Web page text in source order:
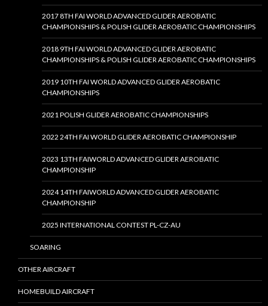
2017 8TH FAI WORLD ADVANCED GLIDER AEROBATIC
CHAMPIONSHIPS & POLISH GLIDER AEROBATIC CHAMPIONSHIPS
2018 9TH FAI WORLD ADVANCED GLIDER AEROBATIC
CHAMPIONSHIPS & POLISH GLIDER AEROBATIC CHAMPIONSHIPS
2019 10TH FAI WORLD ADVANCED GLIDER AEROBATIC
CHAMPIONSHIPS
2021 POLISH GLIDER AEROBATIC CHAMPIONSHIPS
2022 24TH FAI WORLD GLIDER AEROBATIC CHAMPIONSHIP
2023 13TH FAIWORLD ADVANCED GLIDER AEROBATIC
CHAMPIONSHIP
2024 14TH FAIWORLD ADVANCED GLIDER AEROBATIC
CHAMPIONSHIP
2025 INTERNATIONAL CONTEST PL-CZ-AU
SOARING
OTHER AIRCRAFT
HOMEBUILD AIRCRAFT